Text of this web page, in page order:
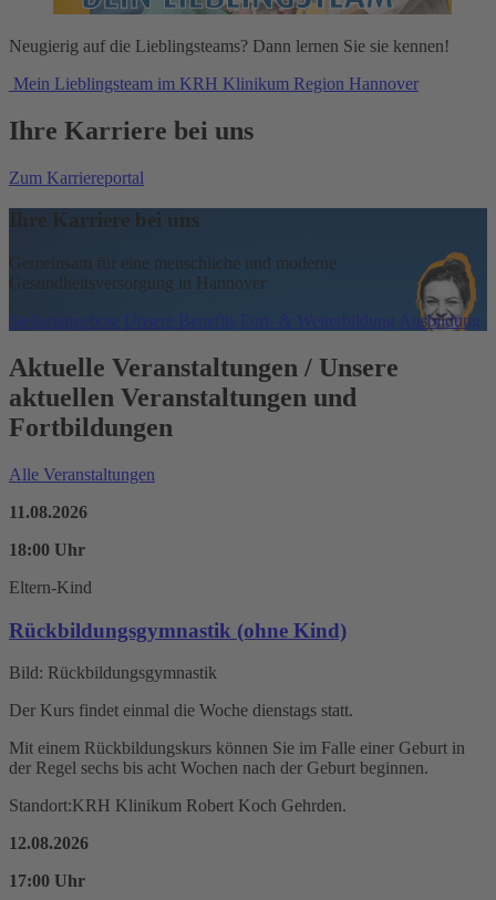
Neugierig auf die Lieblingsteams? Dann lernen Sie sie kennen!
Mein Lieblingsteam im KRH Klinikum Region Hannover
Ihre Karriere bei uns
Zum Karriereportal
Ihre Karriere bei uns
Gemeinsam für eine menschliche und moderne
Gesundheitsversorgung in Hannover
Stellenangebote Unsere Benefits Fort- & Weiterbildung Ausbildung
Aktuelle Veranstaltungen / Unsere
aktuellen Veranstaltungen und
Fortbildungen
Alle Veranstaltungen
11.08.2026
18:00 Uhr
Eltern-Kind
Rückbildungsgymnastik (ohne Kind)
Bild: Rückbildungsgymnastik
Der Kurs findet einmal die Woche dienstags statt.
Mit einem Rückbildungskurs können Sie im Falle einer Geburt in
der Regel sechs bis acht Wochen nach der Geburt beginnen.
Standort:KRH Klinikum Robert Koch Gehrden.
12.08.2026
17:00 Uhr